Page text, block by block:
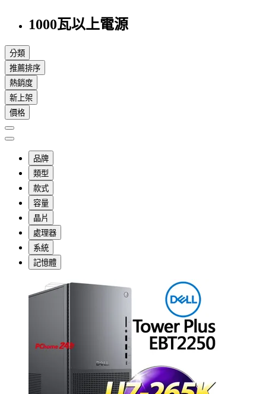
1000瓦以上電源
分類
推薦排序
熱銷度
新上架
價格
品牌
類型
款式
容量
晶片
處理器
系統
記憶體